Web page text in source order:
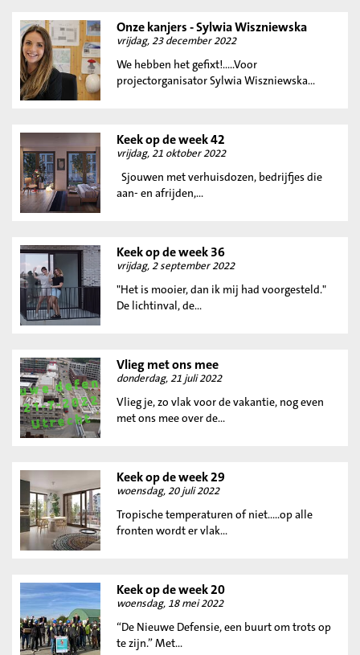
Onze kanjers - Sylwia Wiszniewska
vrijdag, 23 december 2022
We hebben het gefixt!.....Voor
projectorganisator Sylwia Wiszniewska...
Keek op de week 42
vrijdag, 21 oktober 2022
Sjouwen met verhuisdozen, bedrijfjes die
aan- en afrijden,...
Keek op de week 36
vrijdag, 2 september 2022
"Het is mooier, dan ik mij had voorgesteld."
De lichtinval, de...
Vlieg met ons mee
donderdag, 21 juli 2022
Vlieg je, zo vlak voor de vakantie, nog even
met ons mee over de...
Keek op de week 29
woensdag, 20 juli 2022
Tropische temperaturen of niet…..op alle
fronten wordt er vlak...
Keek op de week 20
woensdag, 18 mei 2022
“De Nieuwe Defensie, een buurt om trots op
te zijn.” Met...